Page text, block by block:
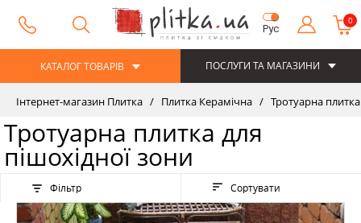
Рус
0
КАТАЛОГ ТОВАРІВ ПОСЛУГИ ТА МАГАЗИНИ
Інтернет-магазин Плитка Плитка Керамічна Тротуарна плитка
Тротуарна плитка для
пішохідної зони
Фільтр Сортувати